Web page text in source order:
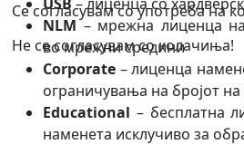
NLM– мрежна лиценца
во мрежни средини
Corporate – лиценца
ограничувања на бројот
Educational – бесплатна
наменета исклучиво за
Се согласувам со употреба на
Не се согласувам со колачиња!